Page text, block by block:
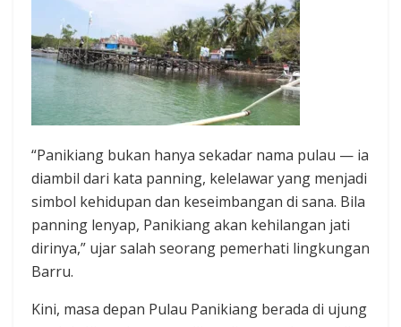
“Panikiang bukan hanya sekadar nama pulau — ia
diambil dari kata panning, kelelawar yang menjadi
simbol kehidupan dan keseimbangan di sana. Bila
panning lenyap, Panikiang akan kehilangan jati
dirinya,” ujar salah seorang pemerhati lingkungan
Barru.
Kini, masa depan Pulau Panikiang berada di ujung